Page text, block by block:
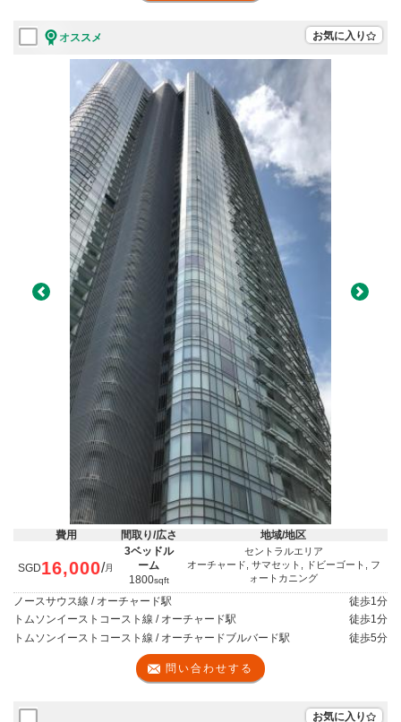
オススメ お気に入り
Previous Next
費用 間取り/広さ 地域/地区
SGD16,000/月
3ベッドル
ーム
1800sqft
セントラルエリア
オーチャード, サマセット, ドビーゴート, フ
ォートカニング
ノースサウス線 / オーチャード駅 徒歩1分
トムソンイーストコースト線 / オーチャード駅
徒歩1分
トムソンイーストコースト線 / オーチャードブルバード駅
徒歩5分
問い合わせする
お気に入り